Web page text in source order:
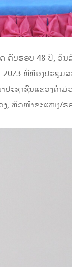
ບຮອບ 48 ປີ, ວັນ
ທີ່ຫ້ອງປະຊຸມ
ປະຊາຊົນແຂວງຄໍາ
ວງ, ຫົວໜ້າຂະແໜງ